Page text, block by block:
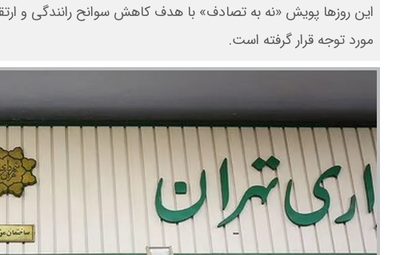
این روزها پویش «نه به تصادف» با هدف کاهش سوانح رانندگی
مورد توجه قرار گرفته است.